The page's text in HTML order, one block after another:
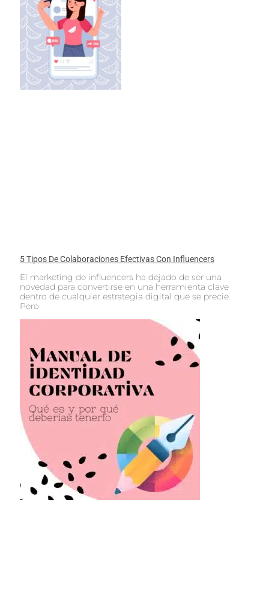
5 Tipos De Colaboraciones Efectivas Con Influencers
El marketing de influencers ha dejado de ser una
novedad para convertirse en una herramienta clave
dentro de cualquier estrategia digital que se precie.
Pero